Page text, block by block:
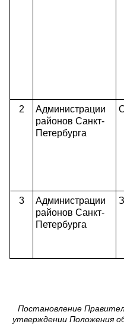
2
Администрации
районов Санкт-
Петербурга
3
Администрации
районов Санкт-
Петербурга
Постановление
утверждении Положения